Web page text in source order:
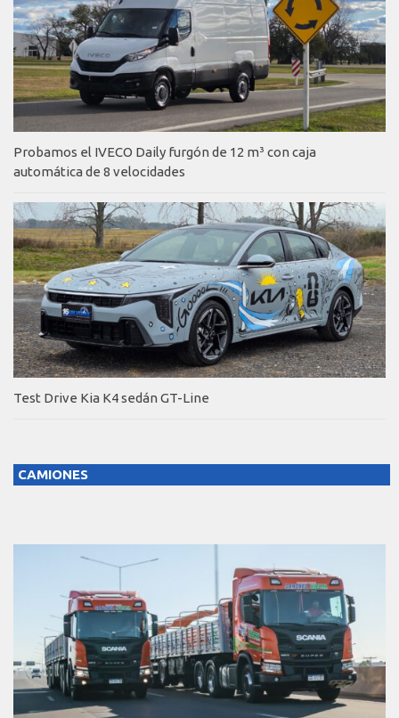
Probamos el IVECO Daily furgón de 12 m³ con caja
automática de 8 velocidades
Test Drive Kia K4 sedán GT-Line
CAMIONES